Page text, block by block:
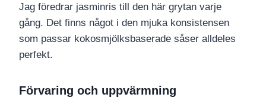
Jag föredrar jasminris till den här grytan varje
gång. Det finns något i den mjuka konsistensen
som passar kokosmjölksbaserade såser alldeles
perfekt.
Förvaring och uppvärmning